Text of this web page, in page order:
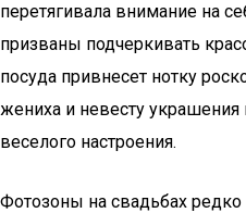
перетягивала внимание на
призваны подчеркивать
посуда привнесет нотку
жениха и невесту украшения
веселого настроения.
Фотозоны на свадьбах